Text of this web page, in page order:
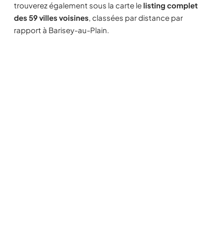
trouverez également sous la carte le listing complet
des 59 villes voisines, classées par distance par
rapport à Barisey-au-Plain.